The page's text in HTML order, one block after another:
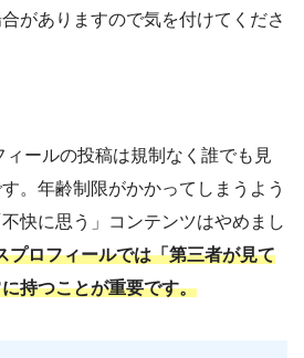
がありますので気を付けてくださ
ールの投稿は規制なく誰でも見
。年齢制限がかかってしまうよう
快に思う」コンテンツはやめまし
プロフィールでは「第三者が見て
持つことが重要です。